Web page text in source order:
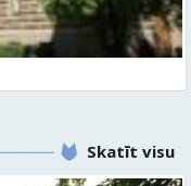
Skatīt visu